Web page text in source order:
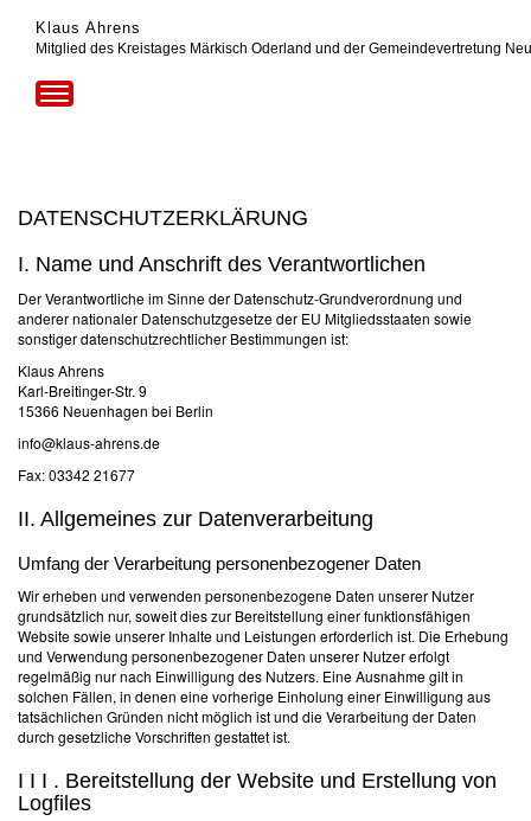
Klaus Ahrens
Mitglied des Kreistages Märkisch Oderland und der Gemeindevertretung
Toggle
DATENSCHUTZERKLÄRUNG
I. Name und Anschrift des Verantwortlichen
Der Verantwortliche im Sinne der Datenschutz-Grundverordnung und
anderer nationaler Datenschutzgesetze der EU Mitgliedsstaaten sowie
sonstiger datenschutzrechtlicher Bestimmungen ist:
Klaus Ahrens
Karl-Breitinger-Str. 9
15366 Neuenhagen bei Berlin
info@klaus-ahrens.de
Fax: 03342 21677
II. Allgemeines zur Datenverarbeitung
Umfang der Verarbeitung personenbezogener Daten
Wir erheben und verwenden personenbezogene Daten unserer Nutzer
grundsätzlich nur, soweit dies zur Bereitstellung einer funktionsfähigen
Website sowie unserer Inhalte und Leistungen erforderlich ist. Die Erhebung
und Verwendung personenbezogener Daten unserer Nutzer erfolgt
regelmäßig nur nach Einwilligung des Nutzers. Eine Ausnahme gilt in
solchen Fällen, in denen eine vorherige Einholung einer Einwilligung aus
tatsächlichen Gründen nicht möglich ist und die Verarbeitung der Daten
durch gesetzliche Vorschriften gestattet ist.
I I I . Bereitstellung der Website und Erstellung von
Logfiles